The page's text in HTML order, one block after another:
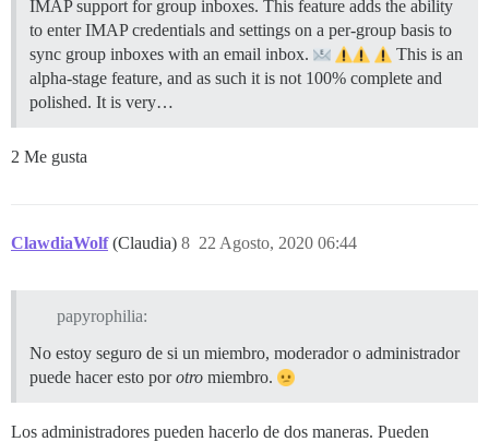
IMAP support for group inboxes. This feature adds the ability
to enter IMAP credentials and settings on a per-group basis to
sync group inboxes with an email inbox.
This is an
alpha-stage feature, and as such it is not 100% complete and
polished. It is very…
2 Me gusta
ClawdiaWolf (Claudia) 22 Agosto, 2020 06:44
8
papyrophilia:
No estoy seguro de si un miembro, moderador o administrador
puede hacer esto porotro miembro.
Los administradores pueden hacerlo de dos maneras. Pueden